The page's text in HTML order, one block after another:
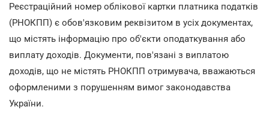
Реєстраційний номер облікової картки платника податків
(РНОКПП) є обов'язковим реквізитом в усіх документах,
що містять інформацію про об'єкти оподаткування або
виплату доходів. Документи, пов'язані з виплатою
доходів, що не містять РНОКПП отримувача, вважаються
оформленими з порушенням вимог законодавства
України.